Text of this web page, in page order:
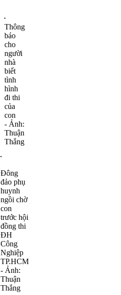
Thông
báo
cho
người
nhà
biết
tình
hình
đi thi
của
con
- Ảnh:
Thuận
Thắng
Đông
đảo phụ
huynh
ngồi chờ
con
trước hội
đồng thi
ĐH
Công
Nghiệp
TP.HCM
- Ảnh:
Thuận
Thắng